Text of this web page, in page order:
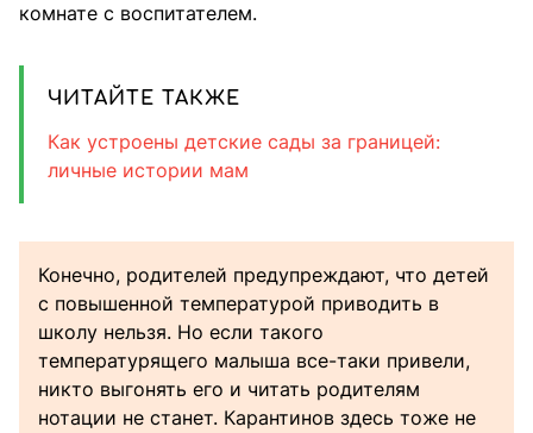
комнате с воспитателем.
ЧИТАЙТЕ ТАКЖЕ
Как устроены детские сады за границей:
личные истории мам
Конечно, родителей предупреждают, что детей
с повышенной температурой приводить в
школу нельзя. Но если такого
температурящего малыша все-таки привели,
никто выгонять его и читать родителям
нотации не станет. Карантинов здесь тоже не